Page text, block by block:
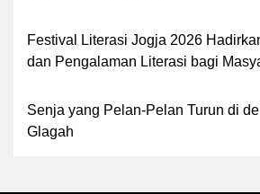
Festival Literasi Jogja 2026
dan Pengalaman Literasi bagi
Senja yang Pelan-Pelan Turun di
Glagah